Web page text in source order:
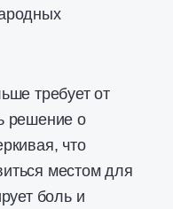
требует от
решение о
что
местом для
боль и